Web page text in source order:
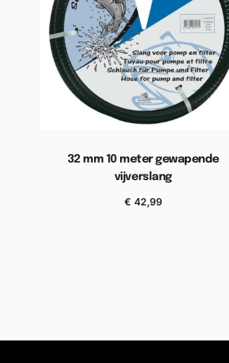
32 mm 10 meter gewapende
vijverslang
€ 42,99